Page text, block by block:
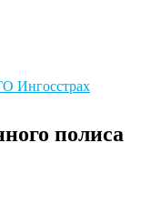
полиса